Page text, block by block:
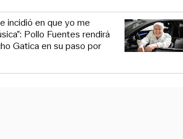
incidió en que yo me
Pollo Fuentes rendirá
Gatica en su paso por